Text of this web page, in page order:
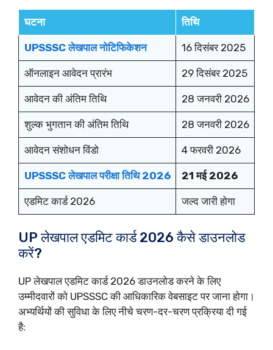
घटना तिथि
UPSSSC लेखपाल नोटिफिकेशन 16 दिसंबर 2025
ऑनलाइन आवेदन प्रारंभ 29 दिसंबर 2025
आवेदन की अंतिम तिथि 28 जनवरी 2026
शुल्क भुगतान की अंतिम तिथि 28 जनवरी 2026
आवेदन संशोधन विंडो 4 फरवरी 2026
UPSSSC लेखपाल परीक्षा तिथि 2026 21 मई 2026
एडमिट कार्ड 2026 जल्द जारी होगा
UP लेखपाल एडमिट कार्ड 2026 कैसे डाउनलोड
करें?
UP लेखपाल एडमिट कार्ड 2026 डाउनलोड करने के लिए
उम्मीदवारों को UPSSSC की आधिकारिक वेबसाइट पर जाना होगा।
अभ्यर्थियों की सुविधा के लिए नीचे चरण-दर-चरण प्रक्रिया दी गई
है: